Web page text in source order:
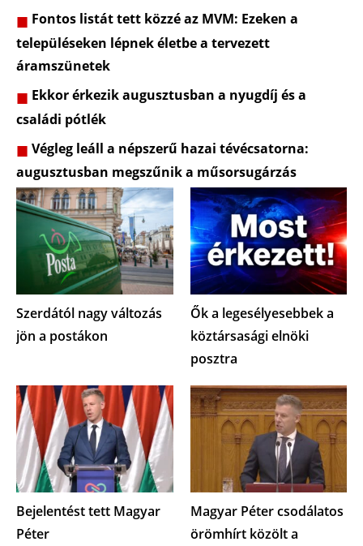
Fontos listát tett közzé az MVM: Ezeken a
településeken lépnek életbe a tervezett
áramszünetek
Ekkor érkezik augusztusban a nyugdíj és a
családi pótlék
Végleg leáll a népszerű hazai tévécsatorna:
augusztusban megszűnik a műsorsugárzás
Szerdától nagy változás
jön a postákon
Ők a legesélyesebbek a
köztársasági elnöki
posztra
Bejelentést tett Magyar
Péter
Magyar Péter csodálatos
örömhírt közölt a